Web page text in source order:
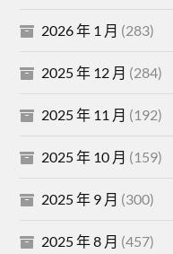
2026 年 1 月 (283)
2025 年 12 月 (284)
2025 年 11 月 (192)
2025 年 10 月 (159)
2025 年 9 月 (300)
2025 年 8 月 (457)